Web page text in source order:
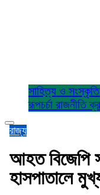
সাহিত্য ও
রূপচর্চা রাজনীতি
রাজ্য
আহত বিজেপি
হাসপাতালে